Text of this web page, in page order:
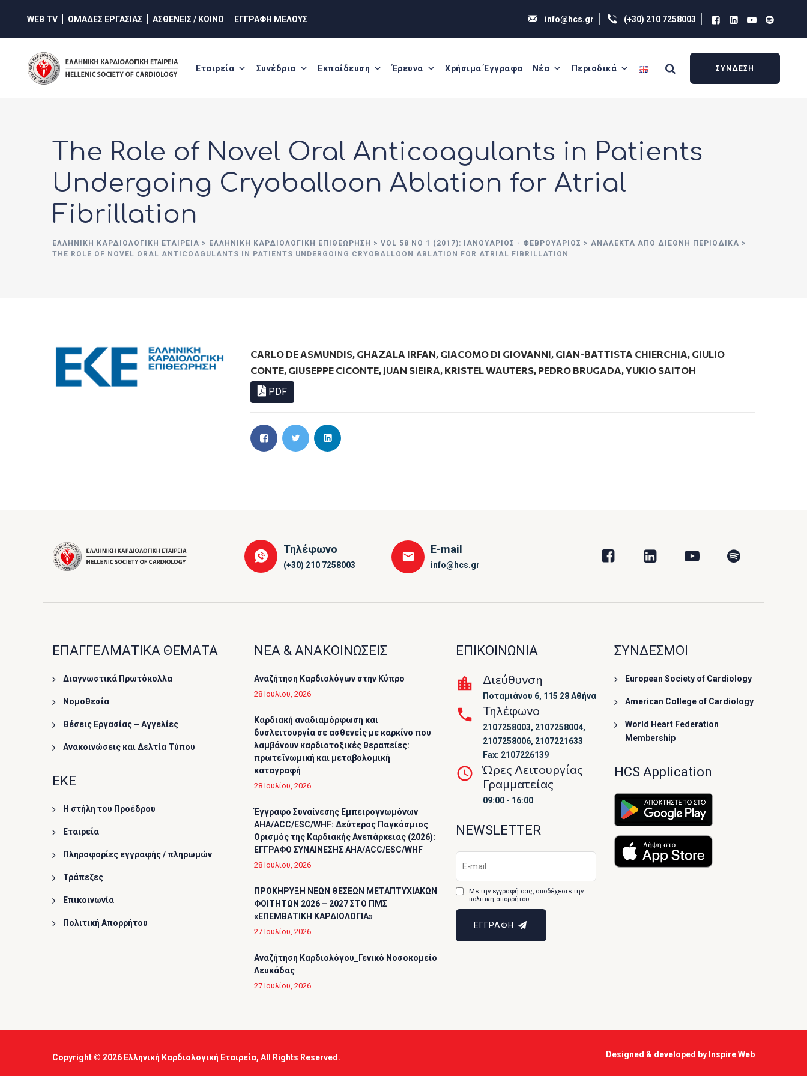
content
WEB TV ΟΜΑΔΕΣ ΕΡΓΑΣΙΑΣ ΑΣΘΕΝΕΙΣ / ΚΟΙΝΟ ΕΓΓΡΑΦΗ ΜΕΛΟΥΣ info@hcs.gr (+30) 210 7258003
Εταιρεία Συνέδρια Εκπαίδευση Έρευνα Χρήσιμα Έγγραφα Νέα Περιοδικά ΣΥΝΔΕΣΗ
The Role of Novel Oral Anticoagulants in Patients
Undergoing Cryoballoon Ablation for Atrial
Fibrillation
ΕΛΛΗΝΙΚΉ ΚΑΡΔΙΟΛΟΓΙΚΉ ΕΤΑΙΡΕΊΑ > ΕΛΛΗΝΙΚΗ ΚΑΡΔΙΟΛΟΓΙΚΗ ΕΠΙΘΕΩΡΗΣΗ > VOL 58 NO 1 (2017): ΙΑΝΟΥΆΡΙΟΣ - ΦΕΒΡΟΥΆΡΙΟΣ > ΑΝΑΛΕΚΤΑ ΑΠΟ ΔΙΕΘΝΗ ΠΕΡΙΟΔΙΚΑ >
THE ROLE OF NOVEL ORAL ANTICOAGULANTS IN PATIENTS UNDERGOING CRYOBALLOON ABLATION FOR ATRIAL FIBRILLATION
CARLO DE ASMUNDIS, GHAZALA IRFAN, GIACOMO DI GIOVANNI, GIAN-BATTISTA CHIERCHIA, GIULIO
CONTE, GIUSEPPE CICONTE, JUAN SIEIRA, KRISTEL WAUTERS, PEDRO BRUGADA,YUKIO SAITOH
PDF
Τηλέφωνο
(+30) 210 7258003
E-mail
info@hcs.gr
ΕΠΑΓΓΕΛΜΑΤΙΚΑ ΘΕΜΑΤΑ
Διαγνωστικά Πρωτόκολλα
Νομοθεσία
Θέσεις Εργασίας – Αγγελίες
Ανακοινώσεις και Δελτία Τύπου
ΕΚΕ
Η στήλη του Προέδρου
Εταιρεία
Πληροφορίες εγγραφής / πληρωμών
Τράπεζες
Επικοινωνία
Πολιτική Απορρήτου
ΝΕΑ & ΑΝΑΚΟΙΝΩΣΕΙΣ
Αναζήτηση Καρδιολόγων στην Κύπρο
28 Ιουλίου, 2026
Καρδιακή αναδιαμόρφωση και
δυσλειτουργία σε ασθενείς με καρκίνο που
λαμβάνουν καρδιοτοξικές θεραπείες:
πρωτεϊνωμική και μεταβολομική
καταγραφή
28 Ιουλίου, 2026
Έγγραφο Συναίνεσης Εμπειρογνωμόνων
AHA/ACC/ESC/WHF: Δεύτερος Παγκόσμιος
Ορισμός της Καρδιακής Ανεπάρκειας (2026):
ΕΓΓΡΑΦΟ ΣΥΝΑΙΝΕΣΗΣ AHA/ACC/ESC/WHF
28 Ιουλίου, 2026
ΠΡΟΚΗΡΥΞΗ ΝΕΩΝ ΘΕΣΕΩΝ ΜΕΤΑΠΤΥΧΙΑΚΩΝ
ΦΟΙΤΗΤΩΝ 2026 – 2027 ΣΤΟ ΠΜΣ
«ΕΠΕΜΒΑΤΙΚΗ ΚΑΡΔΙΟΛΟΓΙΑ»
27 Ιουλίου, 2026
Αναζήτηση Καρδιολόγου_Γενικό Νοσοκομείο
Λευκάδας
27 Ιουλίου, 2026
ΕΠΙΚΟΙΝΩΝΙΑ
Διεύθυνση
Ποταμιάνου 6, 115 28 Αθήνα
Τηλέφωνο
2107258003, 2107258004,
2107258006, 2107221633
Fax: 2107226139
Ώρες Λειτουργίας
Γραμματείας
09:00 - 16:00
NEWSLETTER
Με την εγγραφή σας, αποδέχεστε την
πολιτική απορρήτου
ΕΓΓΡΑΦΗ
ΣΥΝΔΕΣΜΟΙ
European Society of Cardiology
American College of Cardiology
World Heart Federation
Membership
HCS Application
Copyright © 2026 Ελληνική Καρδιολογική Εταιρεία, All Rights Reserved. Designed & developed by Inspire Web